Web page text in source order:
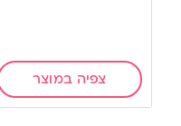
צפיה במוצר